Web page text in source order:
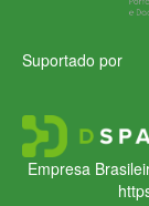
Suportado por
Empresa